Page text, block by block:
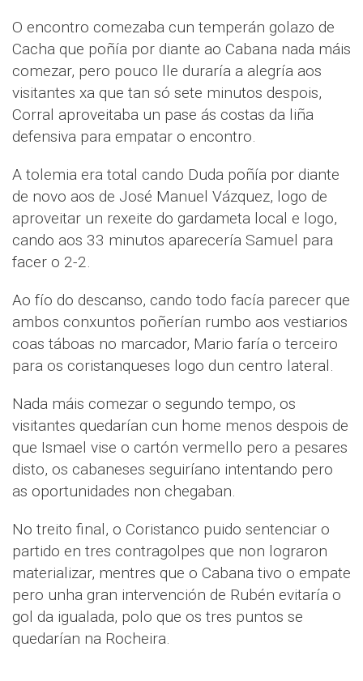
O encontro comezaba cun temperán golazo de
Cacha que poñía por diante ao Cabana nada máis
comezar, pero pouco lle duraría a alegría aos
visitantes xa que tan só sete minutos despois,
Corral aproveitaba un pase ás costas da liña
defensiva para empatar o encontro.
A tolemia era total cando Duda poñía por diante
de novo aos de José Manuel Vázquez, logo de
aproveitar un rexeite do gardameta local e logo,
cando aos 33 minutos aparecería Samuel para
facer o 2-2.
Ao fío do descanso, cando todo facía parecer que
ambos conxuntos poñerían rumbo aos vestiarios
coas táboas no marcador, Mario faría o terceiro
para os coristanqueses logo dun centro lateral.
Nada máis comezar o segundo tempo, os
visitantes quedarían cun home menos despois de
que Ismael vise o cartón vermello pero a pesares
disto, os cabaneses seguiríano intentando pero
as oportunidades non chegaban.
No treito final, o Coristanco puido sentenciar o
partido en tres contragolpes que non lograron
materializar, mentres que o Cabana tivo o empate
pero unha gran intervención de Rubén evitaría o
gol da igualada, polo que os tres puntos se
quedarían na Rocheira.